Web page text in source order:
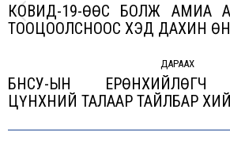
Previous
КОВИД-19-ӨӨС БОЛЖ АМИА
ТООЦООЛСНООС ХЭД ДАХИН
ДАРААХ
Next
БНСУ-ЫН ЕРӨНХИЙЛӨГЧ
ЦҮНХНИЙ ТАЛААР ТАЙЛБАР